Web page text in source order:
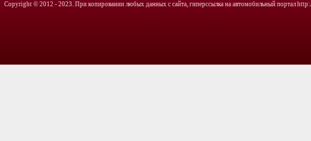
Copyright © 2012 - 2023. При копировании любых данных с сайта, гиперссылка на автомобильный портал